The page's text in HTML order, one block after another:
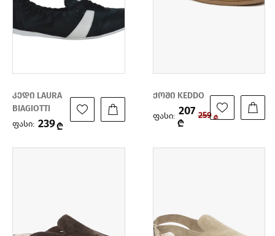
კედი LAURA
BIAGIOTTI
ფასი: 239₾
ქოში KEDDO
ფასი: 207
₾
259 ₾